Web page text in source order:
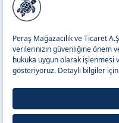
Favori